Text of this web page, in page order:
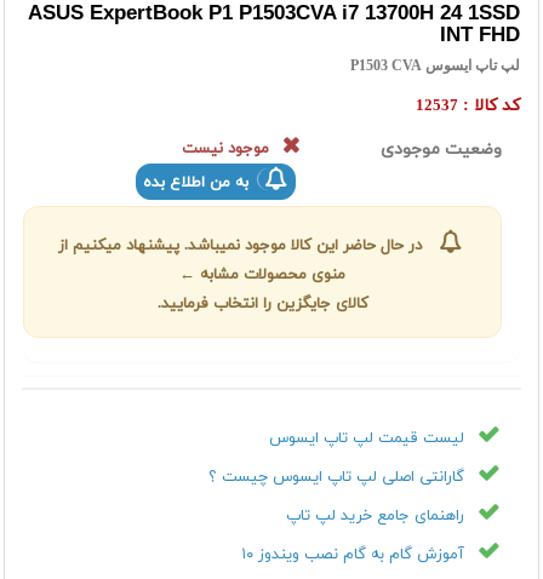
ASUS ExpertBook P1 P1503CVA i7 13700H 24 1SSD
INT FHD
لپ تاپ ایسوس P1503 CVA
کد کالا : 12537
وضعیت موجودی
موجود نیست
به من اطلاع بده
در حال حاضر این کالا موجود نمیباشد. پیشنهاد میکنیم از
منوی محصولات مشابه ←
کالای جایگزین را انتخاب فرمایید.
لیست قیمت لپ تاپ ایسوس
گارانتی اصلی لپ تاپ ایسوس چیست ؟
راهنمای جامع خرید لپ تاپ
آموزش گام به گام نصب ویندوز ۱۰